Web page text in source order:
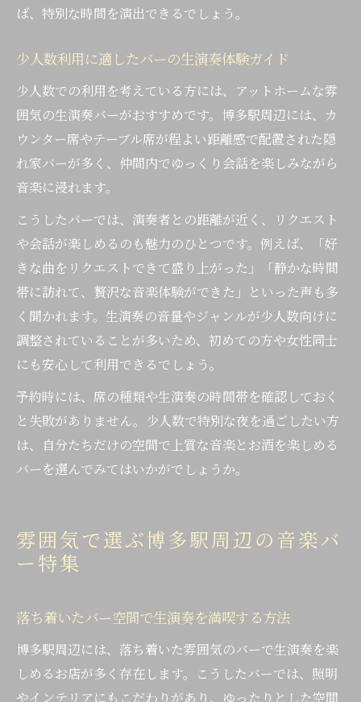
ば、特別な時間を演出できるでしょう。
少人数利用に適したバーの生演奏体験ガイド
少人数での利用を考えている方には、アットホームな雰
囲気の生演奏バーがおすすめです。博多駅周辺には、カ
ウンター席やテーブル席が程よい距離感で配置された隠
れ家バーが多く、仲間内でゆっくり会話を楽しみながら
音楽に浸れます。
こうしたバーでは、演奏者との距離が近く、リクエスト
や会話が楽しめるのも魅力のひとつです。例えば、「好
きな曲をリクエストできて盛り上がった」「静かな時間
帯に訪れて、贅沢な音楽体験ができた」といった声も多
く聞かれます。生演奏の音量やジャンルが少人数向けに
調整されていることが多いため、初めての方や女性同士
にも安心して利用できるでしょう。
予約時には、席の種類や生演奏の時間帯を確認しておく
と失敗がありません。少人数で特別な夜を過ごしたい方
は、自分たちだけの空間で上質な音楽とお酒を楽しめる
バーを選んでみてはいかがでしょうか。
雰囲気で選ぶ博多駅周辺の音楽バ
ー特集
落ち着いたバー空間で生演奏を満喫する方法
博多駅周辺には、落ち着いた雰囲気のバーで生演奏を楽
しめるお店が多く存在します。こうしたバーでは、照明
やインテリアにもこだわりがあり、ゆったりとした空間